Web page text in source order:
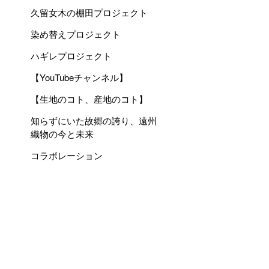
久留女木の棚田プロジェクト
染め替えプロジェクト
ハギレプロジェクト
【YouTubeチャンネル】
【生地のコト、産地のコト】
知らずにいた故郷の誇り、遠州
織物の今と未来
コラボレーション